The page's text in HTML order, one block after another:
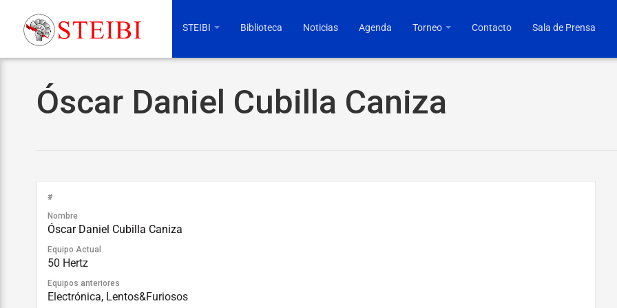
STEIBI Biblioteca Noticias Agenda Torneo Contacto Sala de Prensa
Óscar Daniel Cubilla Caniza
#
Nombre
Óscar Daniel Cubilla Caniza
Equipo Actual
50 Hertz
Equipos anteriores
Electrónica, Lentos&Furiosos